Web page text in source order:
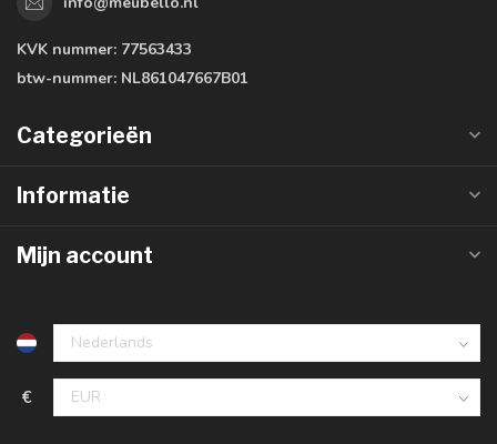
KVK nummer: 77563433
btw-nummer: NL861047667B01
Categorieën
Informatie
Mijn account
€